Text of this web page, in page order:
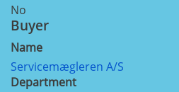
No
Buyer
Name
Servicemægleren A/S
Department